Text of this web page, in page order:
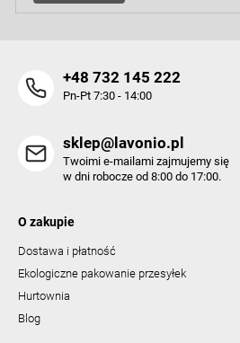
+48 732 145 222
Pn-Pt 7:30 - 14:00
sklep@lavonio.pl
Twoimi e-mailami zajmujemy się
w dni robocze od 8:00 do 17:00.
O zakupie
Dostawa i płatność
Ekologiczne pakowanie przesyłek
Hurtownia
Blog